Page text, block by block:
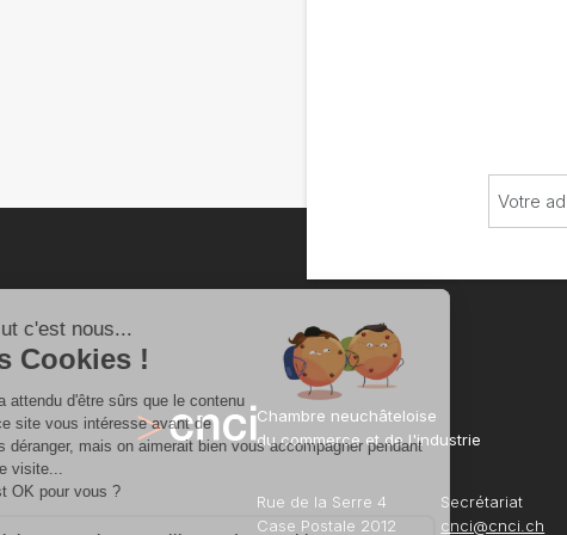
Chambre neuchâteloise
du commerce et de l'industrie
Rue de la Serre 4
Case Postale 2012
Secrétariat
cnci@cnci.ch